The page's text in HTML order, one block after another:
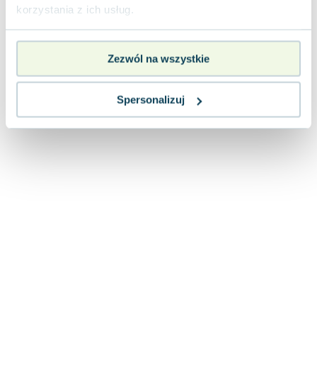
korzystania z ich usług.
Zezwól na wszystkie
Spersonalizuj
Lorraine Warren
Lucinda Riley